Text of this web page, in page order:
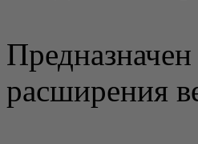
расширения